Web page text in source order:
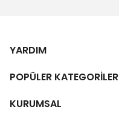
YARDIM
POPÜLER KATEGORİLER
KURUMSAL